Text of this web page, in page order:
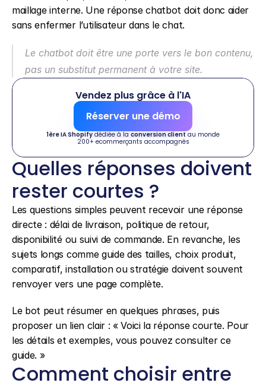
maillage interne. Une réponse chatbot doit donc aider
sans enfermer l’utilisateur dans le chat.
Le chatbot doit être une porte vers le bon contenu,
pas un substitut permanent à votre site.
Vendez plus grâce à l'IA
Réserver une démo
1ère IA Shopify dédiée à la conversion client au monde
200+ ecommerçants accompagnés
Quelles réponses doivent
rester courtes ?
Les questions simples peuvent recevoir une réponse
directe : délai de livraison, politique de retour,
disponibilité ou suivi de commande. En revanche, les
sujets longs comme guide des tailles, choix produit,
comparatif, installation ou stratégie doivent souvent
renvoyer vers une page complète.
Le bot peut résumer en quelques phrases, puis
proposer un lien clair : « Voici la réponse courte. Pour
les détails et exemples, vous pouvez consulter ce
guide. »
Comment choisir entre